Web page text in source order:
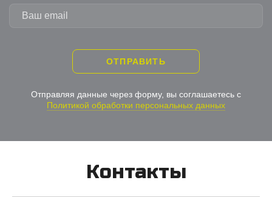
ОТПРАВИТЬ
Отправляя данные через форму, вы соглашаетесь с
Политикой обработки персональных данных
Контакты